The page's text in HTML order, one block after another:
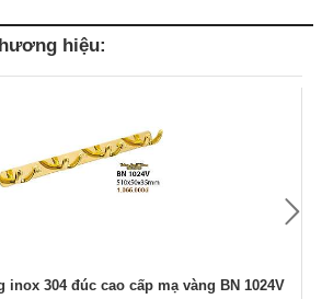
hiệu:
inox 304 đúc cao cấp mạ vàng BN 1024V